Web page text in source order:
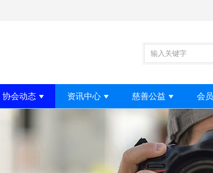
输入关键字
协会动态 资讯中心 慈善公益 会